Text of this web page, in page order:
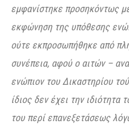
εμφανίστηκε προσηκόντως
εκφώνηση της υπόθεσης
ούτε εκπροσωπήθηκε από
συνέπεια, αφού ο αιτών –
ενώπιον του Δικαστηρίου
ίδιος δεν έχει την
του περί επανεξετάσεως